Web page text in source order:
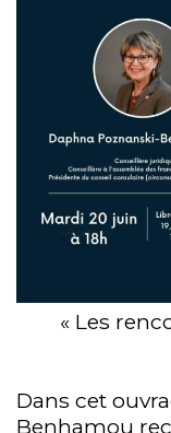
« Les
Dans cet
Benhamou